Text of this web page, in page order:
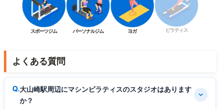
スポーツジム パーソナルジム ヨガ ピラティス
よくある質問
大山崎駅周辺にマシンピラティスのスタジオはあります
か？